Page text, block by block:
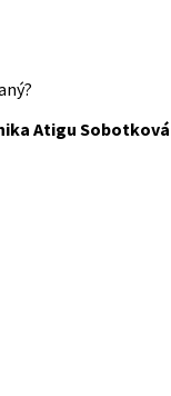
Atigu Sobotková